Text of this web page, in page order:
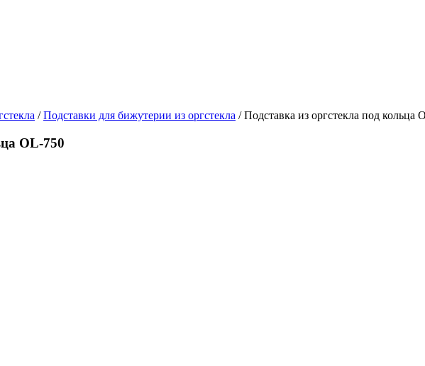
/Подставки для бижутерии из оргстекла / Подставка из оргстекла под кольца
OL-750